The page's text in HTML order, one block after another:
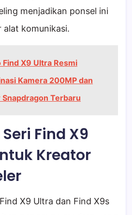
menjadikan ponsel ini
alat komunikasi.
Find X9 Ultra Resmi
Kamera 200MP dan
Terbaru
Find X9
Kreator
X9 Ultra dan Find X9s